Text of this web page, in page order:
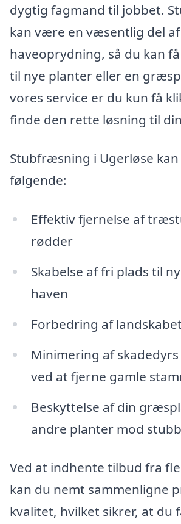
dygtig fagmand til jobbet.
kan være en væsentlig del
haveoprydning, så du kan
til nye planter eller en
vores service er du kun få
finde den rette løsning til
Stubfræsning i Ugerløse
følgende:
Effektiv fjernelse af
rødder
Skabelse af fri plads til
haven
Forbedring af
Minimering af
ved at fjerne gamle
Beskyttelse af din
andre planter mod
Ved at indhente tilbud fra
kan du nemt sammenligne
kvalitet, hvilket sikrer, at du